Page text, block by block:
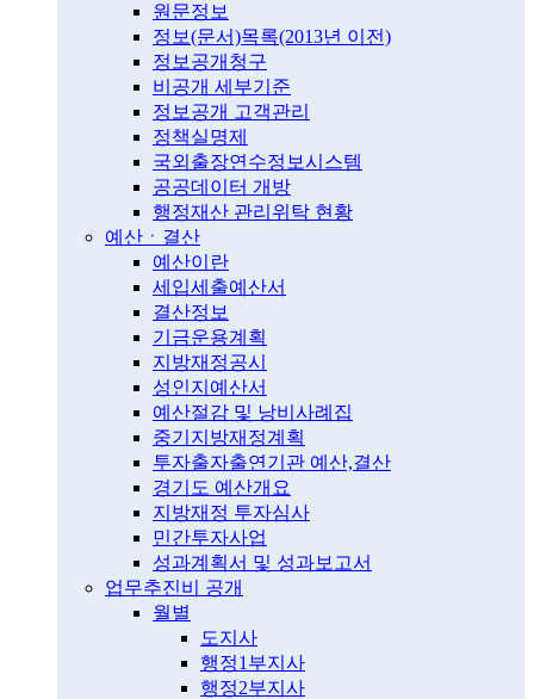
원문정보
정보(문서)목록(2013년 이전)
정보공개청구
비공개 세부기준
정보공개 고객관리
정책실명제
국외출장연수정보시스템
공공데이터 개방
행정재산 관리위탁 현황
예산ㆍ결산
예산이란
세입세출예산서
결산정보
기금운용계획
지방재정공시
성인지예산서
예산절감 및 낭비사례집
중기지방재정계획
투자출자출연기관 예산,결산
경기도 예산개요
지방재정 투자심사
민간투자사업
성과계획서 및 성과보고서
업무추진비 공개
월별
도지사
행정1부지사
행정2부지사